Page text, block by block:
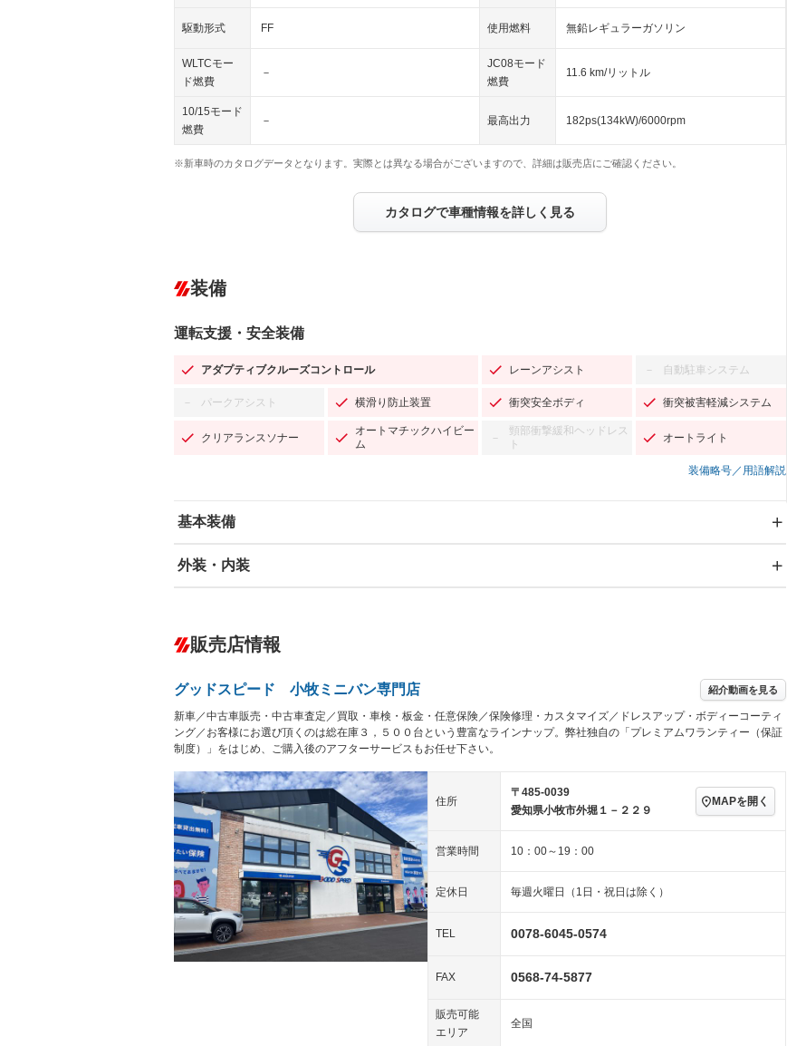
駆動形式 FF 使用燃料 無鉛レギュラーガソリン
WLTCモー
ド燃費
－
JC08モード
燃費
11.6 km/リットル
10/15モード
燃費
－ 最高出力 182ps(134kW)/6000rpm
※新車時のカタログデータとなります。実際とは異なる場合がございますので、詳細は販売店にご確認ください。
カタログで車種情報を詳しく見る
装備
運転支援・安全装備
アダプティブクルーズコントロール レーンアシスト － 自動駐車システム
－ パークアシスト 横滑り防止装置 衝突安全ボディ 衝突被害軽減システム
クリアランスソナー
オートマチックハイビー
ム
－
頸部衝撃緩和ヘッドレス
ト
オートライト
装備略号／用語解説
基本装備
エアバッグ：運転席/助手席/サイド
－ ダウンヒルアシストコントロール
Bluetooth接続 100V電源 センターデフロック
－ レンタカーアップ － 展示・試乗車 電動格納ミラー
外装・内装
オーディオ：ミュージックプレイヤー接続可
－
ヘッドライトウォッシャ
ー
－ 革シート キーレス
LEDヘッドランプ － HID(キセノンライト) － ポータブルナビ バックカメラ
ETC エアロ
－ ランフラットタイヤ － パワーシート 3列シート ベンチシート
－ フルフラットシート チップアップシート オットマン 電動格納サードシート
－ シートヒーター ウォークスルー 後席モニター
－ フロントカメラ － シートエアコン 全周囲カメラ －
－ ルーフレール － エアサスペンション
販売店情報
グッドスピード 小牧ミニバン専門店 紹介動画を見る
新車／中古車販売・中古車査定／買取・車検・板金・任意保険／保険修理・カスタマイズ／ドレスアップ・ボディーコーティ
ング／お客様にお選び頂くのは総在庫３，５００台という豊富なラインナップ。弊社独自の「プレミアムワランティー（保証
制度）」をはじめ、ご購入後のアフターサービスもお任せ下さい。
住所
〒485-0039
愛知県小牧市外堀１－２２９
MAPを開く
営業時間 10：00～19：00
定休日 毎週火曜日（1日・祝日は除く）
TEL 0078-6045-0574
FAX 0568-74-5877
販売可能
エリア
全国